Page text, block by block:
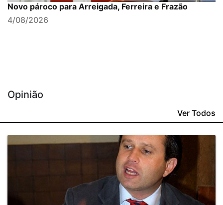
Novo pároco para Arreigada, Ferreira e Frazão
4/08/2026
Opinião
Ver Todos